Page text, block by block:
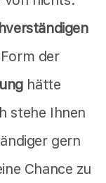
der
hätte
stehe Ihnen
gern
Chance zu